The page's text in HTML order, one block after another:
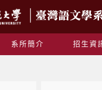
系所簡介 招生資